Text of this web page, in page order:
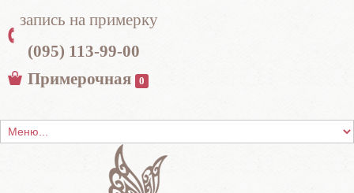
запись на примерку
(095) 113-99-00
Примерочная
0